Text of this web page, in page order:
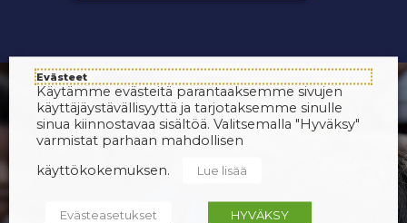
Evästeet
Käytämme evästeitä parantaaksemme sivujen
käyttäjäystävällisyyttä ja tarjotaksemme sinulle
sinua kiinnostavaa sisältöä. Valitsemalla "Hyväksy"
varmistat parhaan mahdollisen
käyttökokemuksen.
Lue lisää
Evästeasetukset HYVÄKSY